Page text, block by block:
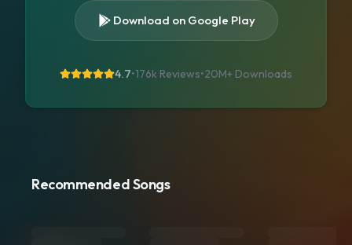
Download on Google Play
4.7•176k Reviews•20M+ Downloads
Recommended Songs